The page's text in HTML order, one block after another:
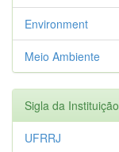
Environment
Meio Ambiente
Sigla da Instituição
UFRRJ